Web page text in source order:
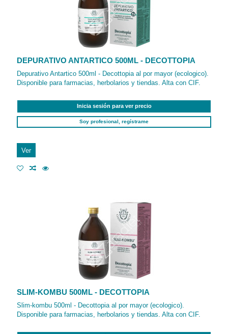
DEPURATIVO ANTARTICO 500ML - DECOTTOPIA
Depurativo Antartico 500ml - Decottopia al por mayor (ecologico).
Disponible para farmacias, herbolarios y tiendas. Alta con CIF.
Inicia sesión para ver precio
Soy profesional, regístrame
Ver
SLIM-KOMBU 500ML - DECOTTOPIA
Slim-kombu 500ml - Decottopia al por mayor (ecologico).
Disponible para farmacias, herbolarios y tiendas. Alta con CIF.